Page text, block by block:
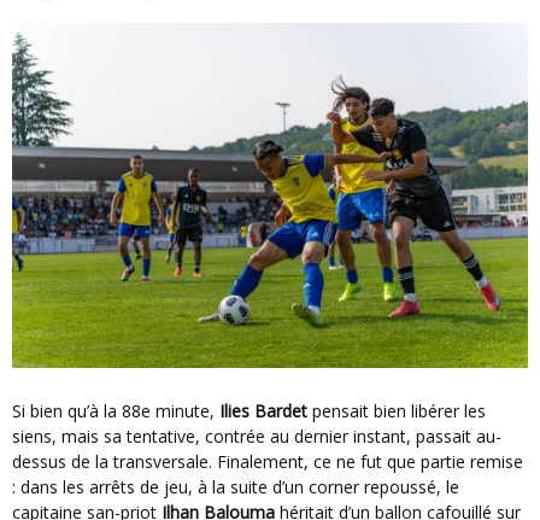
Si bien qu’à la 88e minute, Ilies Bardet pensait bien libérer les
siens, mais sa tentative, contrée au dernier instant, passait au-
dessus de la transversale. Finalement, ce ne fut que partie remise
: dans les arrêts de jeu, à la suite d’un corner repoussé, le
capitaine san-priot Ilhan Balouma héritait d’un ballon cafouillé sur